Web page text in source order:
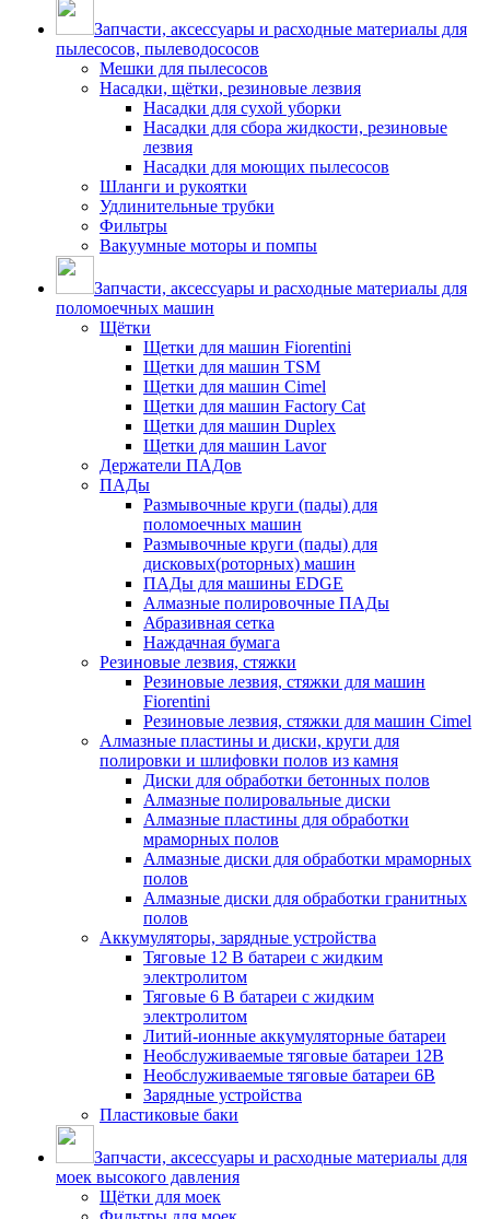
Запчасти, аксессуары и расходные материалы для
пылесосов, пылеводососов
Мешки для пылесосов
Насадки, щётки, резиновые лезвия
Насадки для сухой уборки
Насадки для сбора жидкости, резиновые
лезвия
Насадки для моющих пылесосов
Шланги и рукоятки
Удлинительные трубки
Фильтры
Вакуумные моторы и помпы
Запчасти, аксессуары и расходные материалы для
поломоечных машин
Щётки
Щетки для машин Fiorentini
Щетки для машин TSM
Щетки для машин Cimel
Щетки для машин Factory Cat
Щетки для машин Duplex
Щетки для машин Lavor
Держатели ПАДов
ПАДы
Размывочные круги (пады) для
поломоечных машин
Размывочные круги (пады) для
дисковых(роторных) машин
ПАДы для машины EDGE
Алмазные полировочные ПАДы
Абразивная сетка
Наждачная бумага
Резиновые лезвия, стяжки
Резиновые лезвия, стяжки для машин
Fiorentini
Резиновые лезвия, стяжки для машин Cimel
Алмазные пластины и диски, круги для
полировки и шлифовки полов из камня
Диски для обработки бетонных полов
Алмазные полировальные диски
Алмазные пластины для обработки
мраморных полов
Алмазные диски для обработки мраморных
полов
Алмазные диски для обработки гранитных
полов
Аккумуляторы, зарядные устройства
Тяговые 12 В батареи с жидким
электролитом
Тяговые 6 В батареи с жидким
электролитом
Литий-ионные аккумуляторные батареи
Необслуживаемые тяговые батареи 12В
Необслуживаемые тяговые батареи 6В
Зарядные устройства
Пластиковые баки
Запчасти, аксессуары и расходные материалы для
моек высокого давления
Щётки для моек